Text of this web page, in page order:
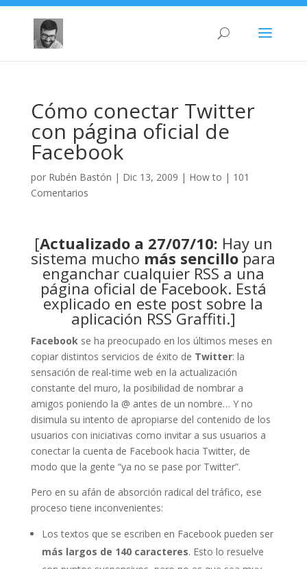
Cómo conectar Twitter
con página oficial de
Facebook
por Rubén Bastón | Dic 13, 2009 | How to | 101
Comentarios
[Actualizado a 27/07/10: Hay un
sistema mucho más sencillopara
enganchar cualquier RSS a una
página oficial de Facebook. Está
explicado en este post sobre la
aplicación RSS Graffiti.]
Facebookse ha preocupado en los últimos meses en
copiar distintos servicios de éxito de Twitter: la
sensación de real-time web en la actualización
constante del muro, la posibilidad de nombrar a
amigos poniendo la @ antes de un nombre… Y no
disimula su intento de apropiarse del contenido de los
usuarios con iniciativas como invitar a sus usuarios a
conectar la cuenta de Facebook hacia Twitter, de
modo que la gente “ya no se pase por Twitter”.
Pero en su afán de absorción radical del tráfico, ese
proceso tiene inconvenientes:
Los textos que se escriben en Facebook pueden ser
más largos de 140 caracteres. Esto lo resuelve